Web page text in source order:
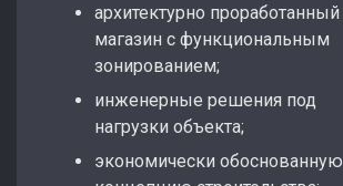
архитектурно проработанный
магазин с функциональным
зонированием;
инженерные решения под
нагрузки объекта;
экономически обоснованную